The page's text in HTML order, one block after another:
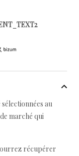
au
marché qui
récupérer